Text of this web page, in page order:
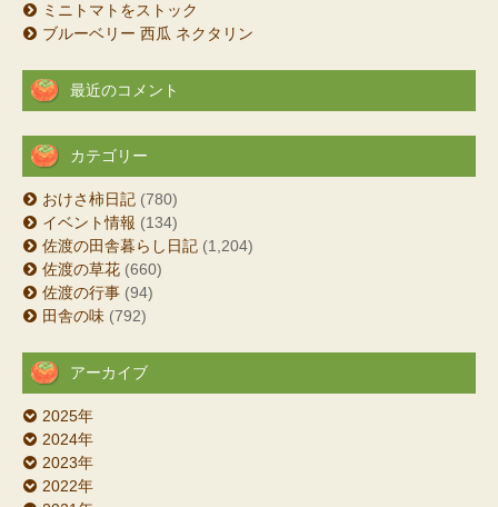
ミニトマトをストック
ブルーベリー 西瓜 ネクタリン
最近のコメント
カテゴリー
おけさ柿日記 (780)
イベント情報 (134)
佐渡の田舎暮らし日記 (1,204)
佐渡の草花 (660)
佐渡の行事 (94)
田舎の味 (792)
アーカイブ
2025年
2024年
2023年
2022年